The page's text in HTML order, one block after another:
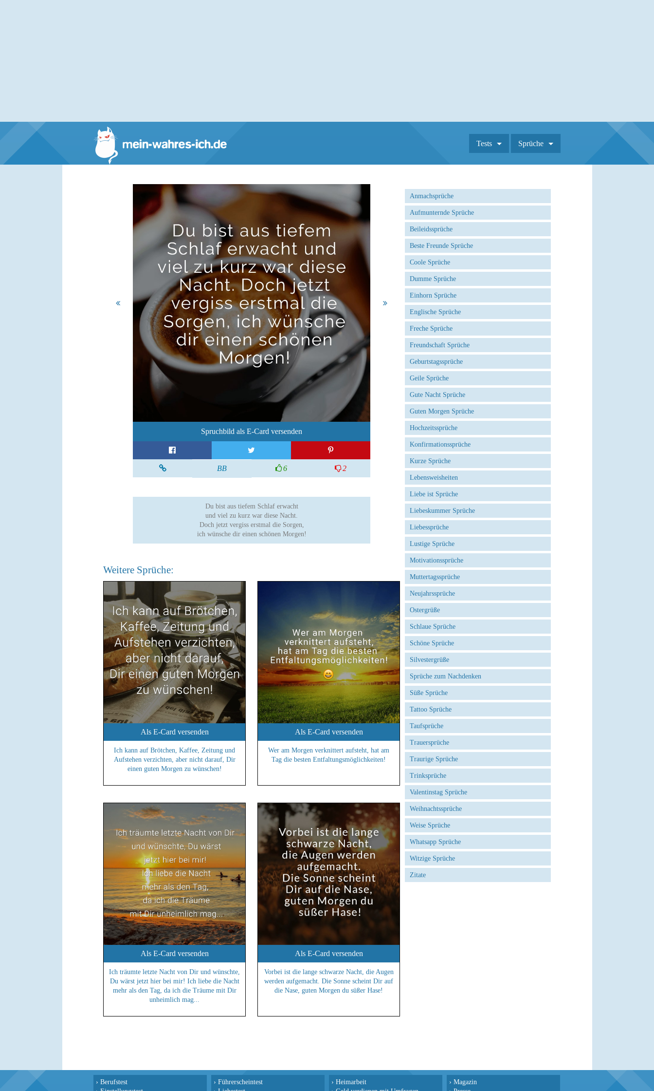
Tests Sprüche
Spruchbild als E-Card versenden
BB 6 2
Du bist aus tiefem Schlaf erwacht
und viel zu kurz war diese Nacht.
Doch jetzt vergiss erstmal die Sorgen,
ich wünsche dir einen schönen Morgen!
Weitere Sprüche:
Als E-Card versenden
Ich kann auf Brötchen, Kaffee, Zeitung und
Aufstehen verzichten, aber nicht darauf, Dir
einen guten Morgen zu wünschen!
Als E-Card versenden
Wer am Morgen verknittert aufsteht, hat am
Tag die besten Entfaltungsmöglichkeiten!
Als E-Card versenden
Ich träumte letzte Nacht von Dir und wünschte,
Du wärst jetzt hier bei mir! Ich liebe die Nacht
mehr als den Tag, da ich die Träume mit Dir
unheimlich mag...
Als E-Card versenden
Vorbei ist die lange schwarze Nacht, die Augen
werden aufgemacht. Die Sonne scheint Dir auf
die Nase, guten Morgen du süßer Hase!
Anmachsprüche
Aufmunternde Sprüche
Beileidssprüche
Beste Freunde Sprüche
Coole Sprüche
Dumme Sprüche
Einhorn Sprüche
Englische Sprüche
Freche Sprüche
Freundschaft Sprüche
Geburtstagssprüche
Geile Sprüche
Gute Nacht Sprüche
Guten Morgen Sprüche
Hochzeitssprüche
Konfirmationssprüche
Kurze Sprüche
Lebensweisheiten
Liebe ist Sprüche
Liebeskummer Sprüche
Liebessprüche
Lustige Sprüche
Motivationssprüche
Muttertagssprüche
Neujahrssprüche
Ostergrüße
Schlaue Sprüche
Schöne Sprüche
Silvestergrüße
Sprüche zum Nachdenken
Süße Sprüche
Tattoo Sprüche
Taufsprüche
Trauersprüche
Traurige Sprüche
Trinksprüche
Valentinstag Sprüche
Weihnachtssprüche
Weise Sprüche
Whatsapp Sprüche
Witzige Sprüche
Zitate
› Berufstest
› Führerscheintest
› Heimarbeit
› Magazin